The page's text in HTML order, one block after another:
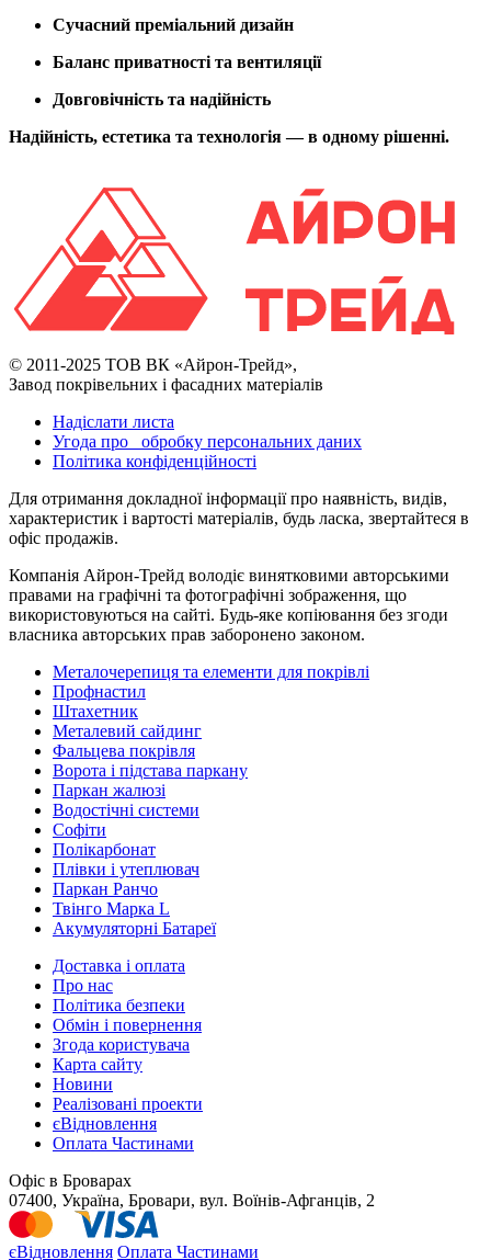
Сучасний преміальний дизайн
Баланс приватності та вентиляції
Довговічність та надійність
Надійність, естетика та технологія — в одному рішенні.
© 2011-2025 ТОВ ВК «Айрон-Трейд»,
Завод покрівельних і фасадних матеріалів
Надіслати листа
Угода про обробку персональних даних
Політика конфіденційності
Для отримання докладної інформації про наявність, видів,
характеристик і вартості матеріалів, будь ласка, звертайтеся в
офіс продажів.
Компанія Айрон-Трейд володіє винятковими авторськими
правами на графічні та фотографічні зображення, що
використовуються на сайті. Будь-яке копіювання без згоди
власника авторських прав заборонено законом.
Металочерепиця та елементи для покрівлі
Профнастил
Штахетник
Металевий сайдинг
Фальцева покрівля
Ворота і підстава паркану
Паркан жалюзі
Водостічні системи
Софіти
Полікарбонат
Плівки і утеплювач
Паркан Ранчо
Твінго Марка L
Акумуляторні Батареї
Доставка і оплата
Про нас
Політика безпеки
Обмін і повернення
Згода користувача
Карта сайту
Новини
Реалізовані проекти
єВідновлення
Оплата Частинами
Офіс в Броварах
07400, Україна, Бровари, вул. Воїнів-Афганців, 2
єВідновлення Оплата Частинами